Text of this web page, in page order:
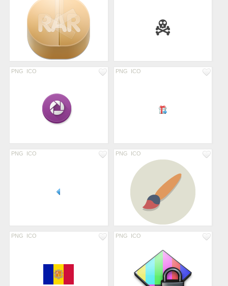
PNG ICO PNG ICO
PNG ICO PNG ICO
PNG ICO PNG ICO